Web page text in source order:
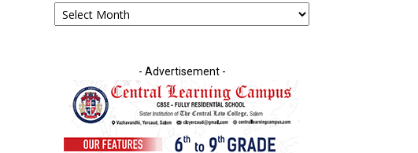
- Advertisement -